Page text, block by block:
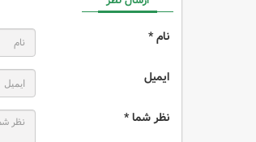
نام *
ایمیل
نظر شما *